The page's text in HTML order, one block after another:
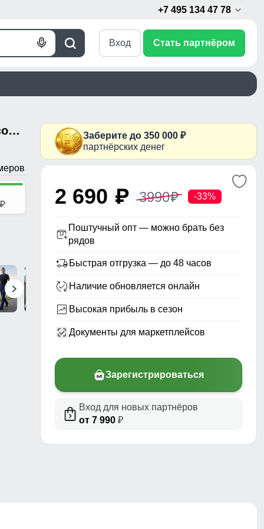
+7 495 134 47 78
Поиск
Голосовой
Вход Стать партнёром
Мужские утепленные брюки из софтшелла с флисом и регулируемым ремнем черного цвета 9633_1Ch
p
Заберите до 350 000 ₽
партнёрских денег
2 690 p 3990p -33%
Поштучный опт — можно брать без
рядов
Быстрая отгрузка — до 48 часов
Наличие обновляется онлайн
Высокая прибыль в сезон
Документы для маркетплейсов
Зарегистрироваться
Вход для новых партнёров
от 7 990 ₽